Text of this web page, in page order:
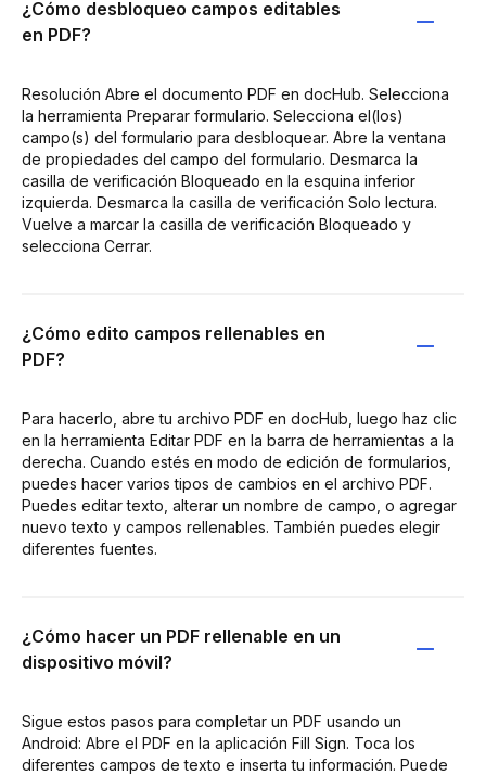
¿Cómo desbloqueo campos editables
en PDF?
Resolución Abre el documento PDF en docHub. Selecciona
la herramienta Preparar formulario. Selecciona el(los)
campo(s) del formulario para desbloquear. Abre la ventana
de propiedades del campo del formulario. Desmarca la
casilla de verificación Bloqueado en la esquina inferior
izquierda. Desmarca la casilla de verificación Solo lectura.
Vuelve a marcar la casilla de verificación Bloqueado y
selecciona Cerrar.
¿Cómo edito campos rellenables en
PDF?
Para hacerlo, abre tu archivo PDF en docHub, luego haz clic
en la herramienta Editar PDF en la barra de herramientas a la
derecha. Cuando estés en modo de edición de formularios,
puedes hacer varios tipos de cambios en el archivo PDF.
Puedes editar texto, alterar un nombre de campo, o agregar
nuevo texto y campos rellenables. También puedes elegir
diferentes fuentes.
¿Cómo hacer un PDF rellenable en un
dispositivo móvil?
Sigue estos pasos para completar un PDF usando un
Android: Abre el PDF en la aplicación Fill Sign. Toca los
diferentes campos de texto e inserta tu información. Puede